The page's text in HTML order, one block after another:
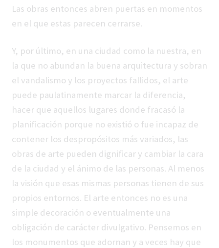
Las obras entonces abren puertas en momentos
en el que estas parecen cerrarse.
Y, por último, en una ciudad como la nuestra, en
la que no abundan la buena arquitectura y sobran
el vandalismo y los proyectos fallidos, el arte
puede paulatinamente marcar la diferencia,
hacer que aquellos lugares donde fracasó la
planificación porque no existió o fue incapaz de
contener los despropósitos más variados, las
obras de arte pueden dignificar y cambiar la cara
de la ciudad y el ánimo de las personas. Al menos
la visión que esas mismas personas tienen de sus
propios entornos. El arte entonces no es una
simple decoración o eventualmente una
obligación de carácter divulgativo. Pensemos en
los monumentos que adornan y a veces hay que